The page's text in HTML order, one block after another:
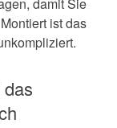
ist das